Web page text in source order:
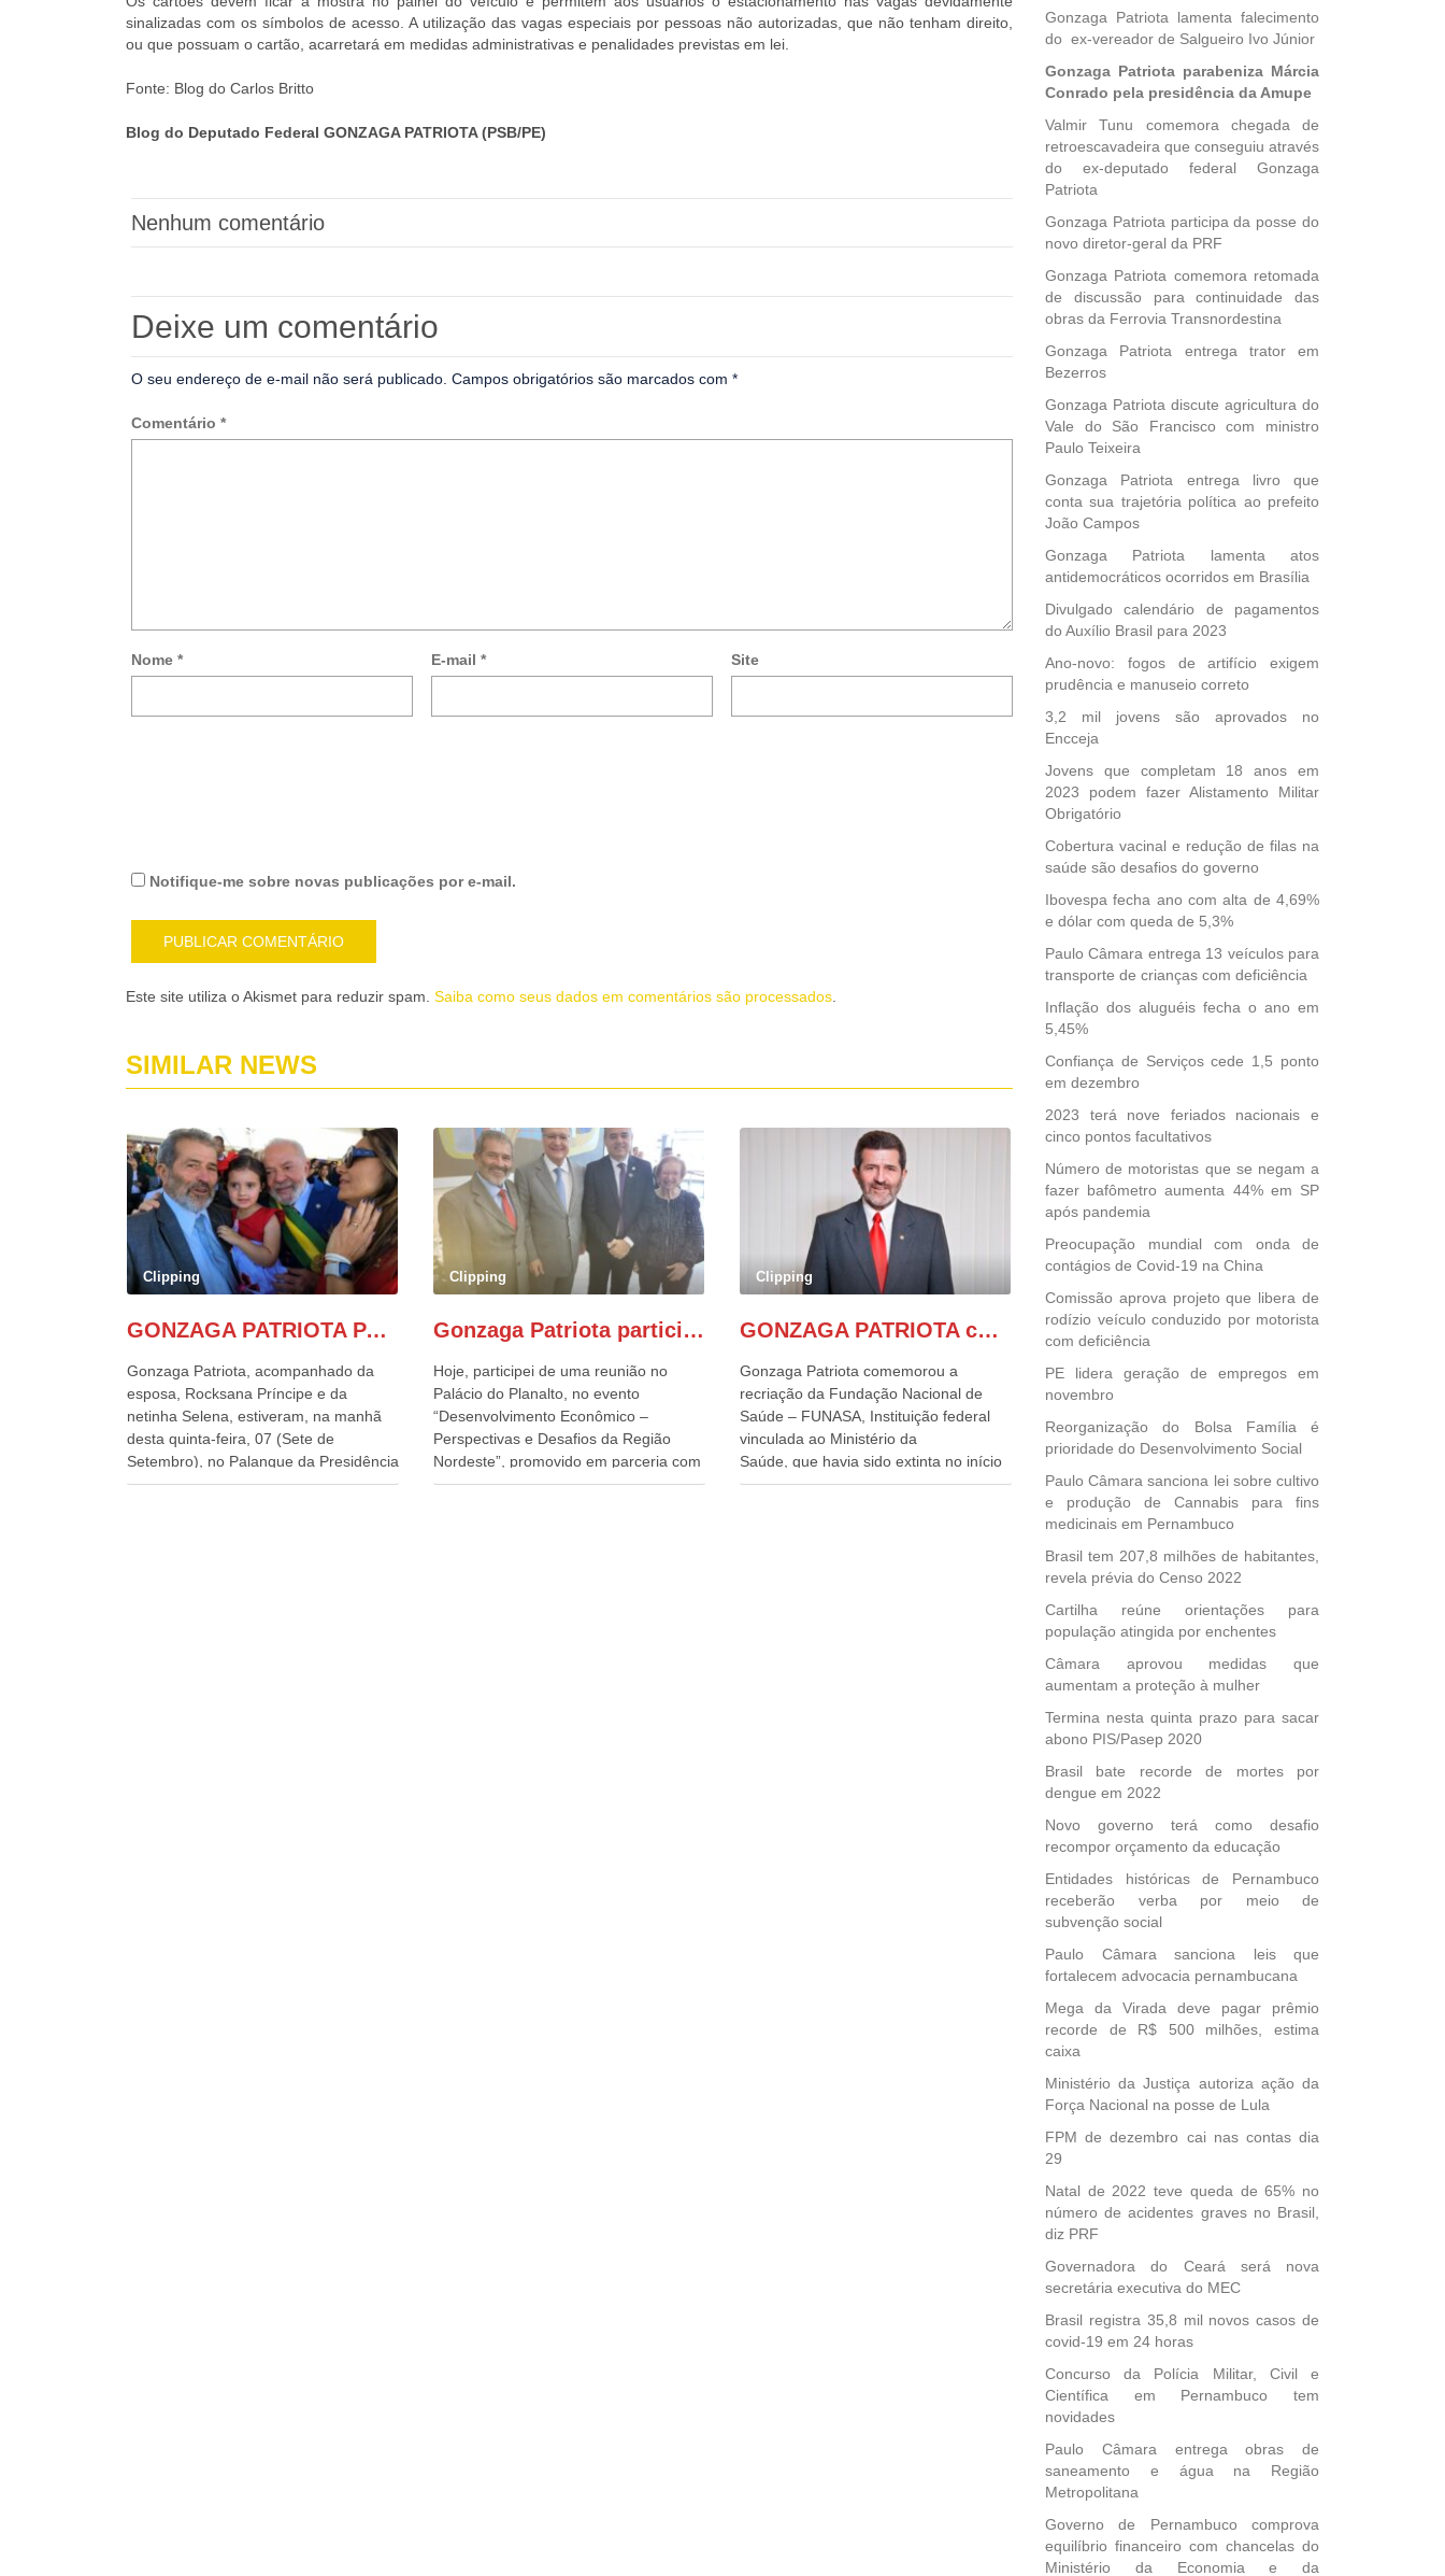
sinalizadas com os símbolos de acesso. A utilização das vagas especiais por pessoas não autorizadas, que não tenham direito,
ou que possuam o cartão, acarretará em medidas administrativas e penalidades previstas em lei.
Fonte: Blog do Carlos Britto
Blog do Deputado Federal GONZAGA PATRIOTA (PSB/PE)
Nenhum comentário
Deixe um comentário
O seu endereço de e-mail não será publicado. Campos obrigatórios são marcados com *
Comentário *
Nome * E-mail *
Site
Notifique-
sobre
novos
comentários
Notifique-me sobre novas publicações por e-mail.
Este site utiliza o Akismet para reduzir spam. Saiba como seus dados em comentários são processados
SIMILAR NEWS
Clipping
GONZAGA PATRIOTA PARTICIPA DO DESFILE DA INDEPENDÊNCIA NO PALANQUE DA PRESIDÊNCIA DA REPÚBLICA E É ABRAÇADO POR LULA E POR GERALDO ALCKMIN.
Gonzaga Patriota, acompanhado da
esposa, Rocksana Príncipe e da
netinha Selena, estiveram, na manhã
desta quinta-feira, 07 (Sete de
Setembro), no Palanque da Presidência
da República, onde foram abraçados
Clipping
Gonzaga Patriota participa de evento em prol do desenvolvimento do Nordeste
Hoje, participei de uma reunião no
Palácio do Planalto, no evento
“Desenvolvimento Econômico –
Perspectivas e Desafios da Região
Nordeste”, promovido em parceria com
o Consórcio Nordeste. Na pauta do
Clipping
GONZAGA PATRIOTA comemora o retorno da FUNASA
Gonzaga Patriota comemorou a
recriação da Fundação Nacional de
Saúde – FUNASA, Instituição federal
vinculada ao Ministério da
Saúde, que havia sido extinta no início
do terceiro governo do
Gonzaga Patriota lamenta falecimento
do ex-vereador de Salgueiro Ivo Júnior
Gonzaga Patriota parabeniza Márcia
Conrado pela presidência da Amupe
Valmir Tunu comemora chegada de
retroescavadeira que conseguiu através
do ex-deputado federal Gonzaga
Patriota
Gonzaga Patriota participa da posse do
novo diretor-geral da PRF
Gonzaga Patriota comemora retomada
de discussão para continuidade das
obras da Ferrovia Transnordestina
Gonzaga Patriota entrega trator em
Bezerros
Gonzaga Patriota discute agricultura do
Vale do São Francisco com ministro
Paulo Teixeira
Gonzaga Patriota entrega livro que
conta sua trajetória política ao prefeito
João Campos
Gonzaga Patriota lamenta atos
antidemocráticos ocorridos em Brasília
Divulgado calendário de pagamentos
do Auxílio Brasil para 2023
Ano-novo: fogos de artifício exigem
prudência e manuseio correto
3,2 mil jovens são aprovados no
Encceja
Jovens que completam 18 anos em
2023 podem fazer Alistamento Militar
Obrigatório
Cobertura vacinal e redução de filas na
saúde são desafios do governo
Ibovespa fecha ano com alta de 4,69%
e dólar com queda de 5,3%
Paulo Câmara entrega 13 veículos para
transporte de crianças com deficiência
Inflação dos aluguéis fecha o ano em
5,45%
Confiança de Serviços cede 1,5 ponto
em dezembro
2023 terá nove feriados nacionais e
cinco pontos facultativos
Número de motoristas que se negam a
fazer bafômetro aumenta 44% em SP
após pandemia
Preocupação mundial com onda de
contágios de Covid-19 na China
Comissão aprova projeto que libera de
rodízio veículo conduzido por motorista
com deficiência
PE lidera geração de empregos em
novembro
Reorganização do Bolsa Família é
prioridade do Desenvolvimento Social
Paulo Câmara sanciona lei sobre cultivo
e produção de Cannabis para fins
medicinais em Pernambuco
Brasil tem 207,8 milhões de habitantes,
revela prévia do Censo 2022
Cartilha reúne orientações para
população atingida por enchentes
Câmara aprovou medidas que
aumentam a proteção à mulher
Termina nesta quinta prazo para sacar
abono PIS/Pasep 2020
Brasil bate recorde de mortes por
dengue em 2022
Novo governo terá como desafio
recompor orçamento da educação
Entidades históricas de Pernambuco
receberão verba por meio de
subvenção social
Paulo Câmara sanciona leis que
fortalecem advocacia pernambucana
Mega da Virada deve pagar prêmio
recorde de R$ 500 milhões, estima
caixa
Ministério da Justiça autoriza ação da
Força Nacional na posse de Lula
FPM de dezembro cai nas contas dia
29
Natal de 2022 teve queda de 65% no
número de acidentes graves no Brasil,
diz PRF
Governadora do Ceará será nova
secretária executiva do MEC
Brasil registra 35,8 mil novos casos de
covid-19 em 24 horas
Concurso da Polícia Militar, Civil e
Científica em Pernambuco tem
novidades
Paulo Câmara entrega obras de
saneamento e água na Região
Metropolitana
Governo de Pernambuco comprova
equilíbrio financeiro com chancelas do
Ministério da Economia e da